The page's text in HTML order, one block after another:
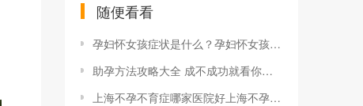
随便看看
孕妇怀女孩症状是什么？孕妇怀女孩症状准不准？
助孕方法攻略大全 成不成功就看你有没有执行
上海不孕不育症哪家医院好上海不孕不育三甲公立医院有哪些 排名前3的医院